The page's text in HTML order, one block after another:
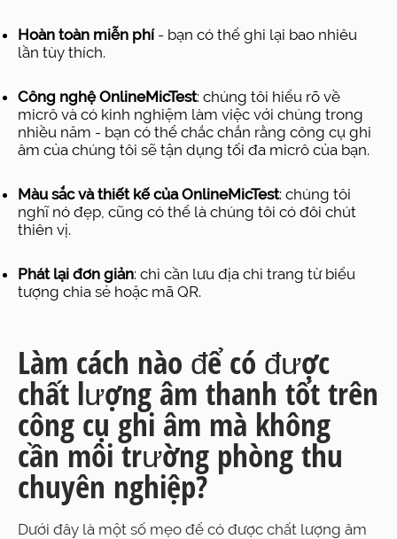
Hoàn toàn miễn phí - bạn có thể ghi lại bao nhiêu
lần tùy thích.
Công nghệ OnlineMicTest: chúng tôi hiểu rõ về
micrô và có kinh nghiệm làm việc với chúng trong
nhiều năm - bạn có thể chắc chắn rằng công cụ ghi
âm của chúng tôi sẽ tận dụng tối đa micrô của bạn.
Màu sắc và thiết kế của OnlineMicTest: chúng tôi
nghĩ nó đẹp, cũng có thể là chúng tôi có đôi chút
thiên vị.
Phát lại đơn giản: chỉ cần lưu địa chỉ trang từ biểu
tượng chia sẻ hoặc mã QR.
Làm cách nào để có được
chất lượng âm thanh tốt trên
công cụ ghi âm mà không
cần môi trường phòng thu
chuyên nghiệp?
Dưới đây là một số mẹo để có được chất lượng âm